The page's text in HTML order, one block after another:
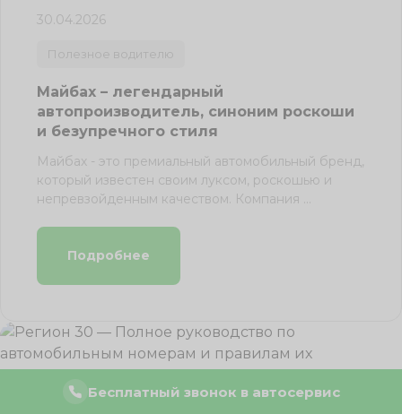
30.04.2026
Полезное водителю
Майбах – легендарный
автопроизводитель, синоним роскоши
и безупречного стиля
Майбах - это премиальный автомобильный бренд,
который известен своим луксом, роскошью и
непревзойденным качеством. Компания ...
Подробнее
Бесплатный звонок в автосервис